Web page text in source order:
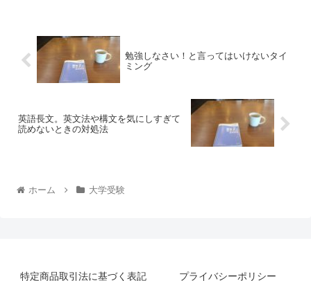
勉強しなさい！と言ってはいけないタイ
ミング
英語長文。英文法や構文を気にしすぎて
読めないときの対処法
ホーム 大学受験
特定商品取引法に基づく表記 プライバシーポリシー